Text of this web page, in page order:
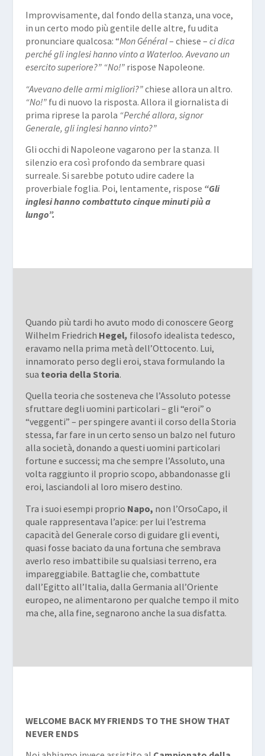
Improvvisamente, dal fondo della stanza, una voce,
in un certo modo più gentile delle altre, fu udita
pronunciare qualcosa: “Mon Général– chiese – ci dica
perché gli inglesi hanno vinto a Waterloo. Avevano un
esercito superiore?” “No!” rispose Napoleone.
“Avevano delle armi migliori?”chiese allora un altro.
“No!”fu di nuovo la risposta. Allora il giornalista di
prima riprese la parola “Perché allora, signor
Generale, gli inglesi hanno vinto?”
Gli occhi di Napoleone vagarono per la stanza. Il
silenzio era così profondo da sembrare quasi
surreale. Si sarebbe potuto udire cadere la
proverbiale foglia. Poi, lentamente, rispose “Gli
inglesi hanno combattuto cinque minuti più a
lungo”.
Quando più tardi ho avuto modo di conoscere Georg
Wilhelm Friedrich Hegel, filosofo idealista tedesco,
eravamo nella prima metà dell’Ottocento. Lui,
innamorato perso degli eroi, stava formulando la
sua teoria della Storia.
Quella teoria che sosteneva che l’Assoluto potesse
sfruttare degli uomini particolari – gli “eroi” o
“veggenti” – per spingere avanti il corso della Storia
stessa, far fare in un certo senso un balzo nel futuro
alla società, donando a questi uomini particolari
fortune e successi; ma che sempre l’Assoluto, una
volta raggiunto il proprio scopo, abbandonasse gli
eroi, lasciandoli al loro misero destino.
Tra i suoi esempi proprio Napo, non l’OrsoCapo, il
quale rappresentava l’apice: per lui l’estrema
capacità del Generale corso di guidare gli eventi,
quasi fosse baciato da una fortuna che sembrava
averlo reso imbattibile su qualsiasi terreno, era
impareggiabile. Battaglie che, combattute
dall’Egitto all’Italia, dalla Germania all’Oriente
europeo, ne alimentarono per qualche tempo il mito
ma che, alla fine, segnarono anche la sua disfatta.
WELCOME BACK MY FRIENDS TO THE SHOW THAT
NEVER ENDS